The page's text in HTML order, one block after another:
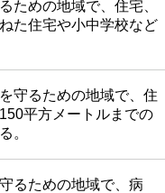
ための地域で、住宅、
た住宅や小中学校など
守るための地域で、住
平方メートルまでの
。
るための地域で、病